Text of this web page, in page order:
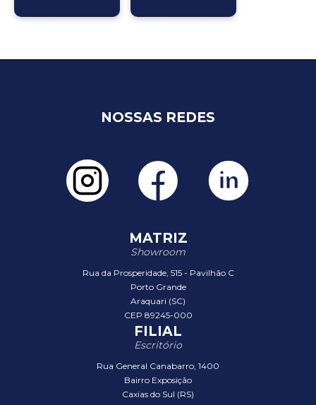
NOSSAS REDES
MATRIZ
Showroom
Rua da Prosperidade, 515 - Pavilhão C
Porto Grande
Araquari (SC)
CEP 89245-000
FILIAL
Escritório
Rua General Canabarro, 1400
Bairro Exposição
Caxias do Sul (RS)